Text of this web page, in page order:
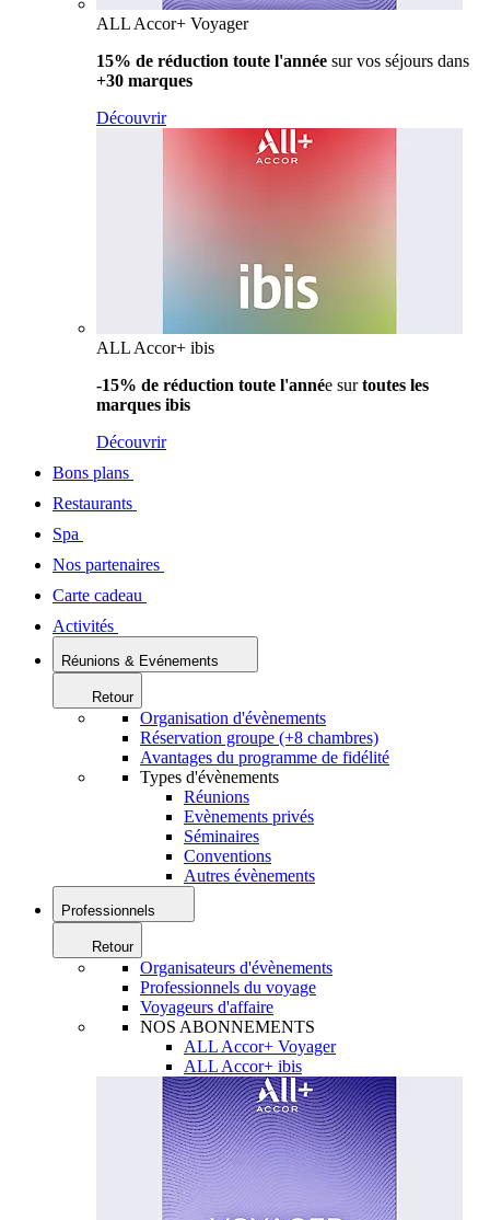
ALL Accor+ Voyager
15% de réduction toute l'année sur vos séjours dans
+30 marques
Découvrir
ALL Accor+ ibis
-15% de réduction toute l'année surtoutes les
marques ibis
Découvrir
Bons plans
Restaurants
Spa
Nos partenaires
Carte cadeau
Activités
Réunions & Evénements
Retour
Organisation d'évènements
Réservation groupe (+8 chambres)
Avantages du programme de fidélité
Types d'évènements
Réunions
Evènements privés
Séminaires
Conventions
Autres évènements
Professionnels
Retour
Organisateurs d'évènements
Professionnels du voyage
Voyageurs d'affaire
NOS ABONNEMENTS
ALL Accor+ Voyager
ALL Accor+ ibis